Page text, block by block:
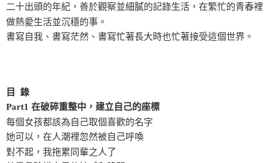
二十出頭的年紀，善於觀察並細膩的記錄生活，在繁忙的青春裡
做熱愛生活並沉穩的事。
書寫自我、書寫茫然、書寫忙著長大時也忙著接受這個世界。
目 錄
Part1 在破碎重整中，建立自己的座標
每個女孩都該為自己取個喜歡的名字
她可以，在人潮裡忽然被自己呼喚
對不起，我拖累同輩之人了